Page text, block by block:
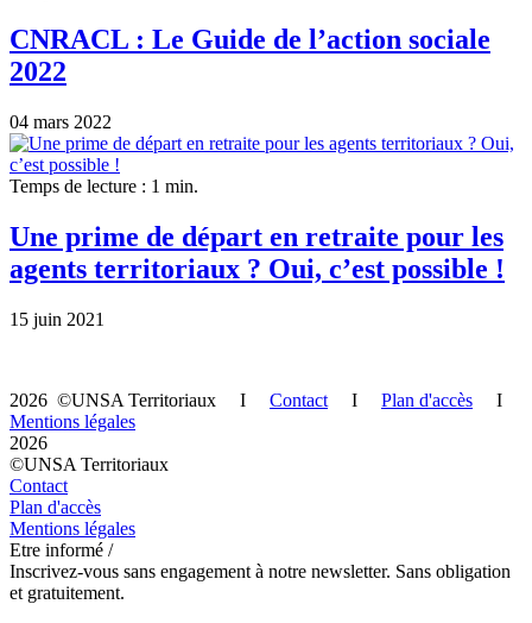
CNRACL : Le Guide de l’action sociale
2022
04 mars 2022
Temps de lecture : 1 min.
Une prime de départ en retraite pour les
agents territoriaux ? Oui, c’est possible !
15 juin 2021
2026 ©UNSA Territoriaux I Contact I Plan d'accès I
Mentions légales
2026
©UNSA Territoriaux
Contact
Plan d'accès
Mentions légales
Etre informé /
Inscrivez-vous sans engagement à notre newsletter. Sans obligation
et gratuitement.